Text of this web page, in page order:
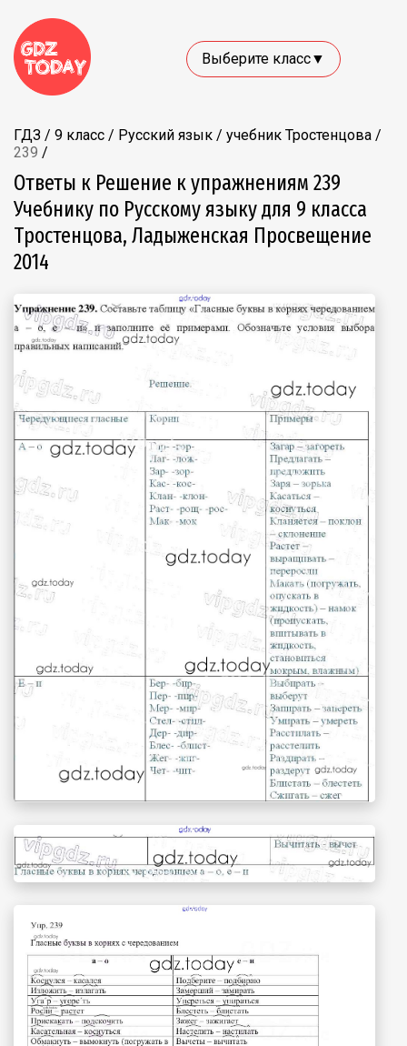
Выберите класс▼
ГДЗ / 9 класс / Русский язык / учебник Тростенцова /
239 /
Ответы к Решение к упражнениям 239
Учебнику по Русскому языку для 9 класса
Тростенцова, Ладыженская Просвещение
2014